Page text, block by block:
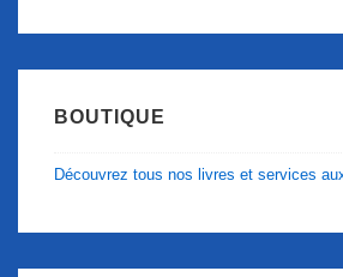
BOUTIQUE
Découvrez tous nos livres et services